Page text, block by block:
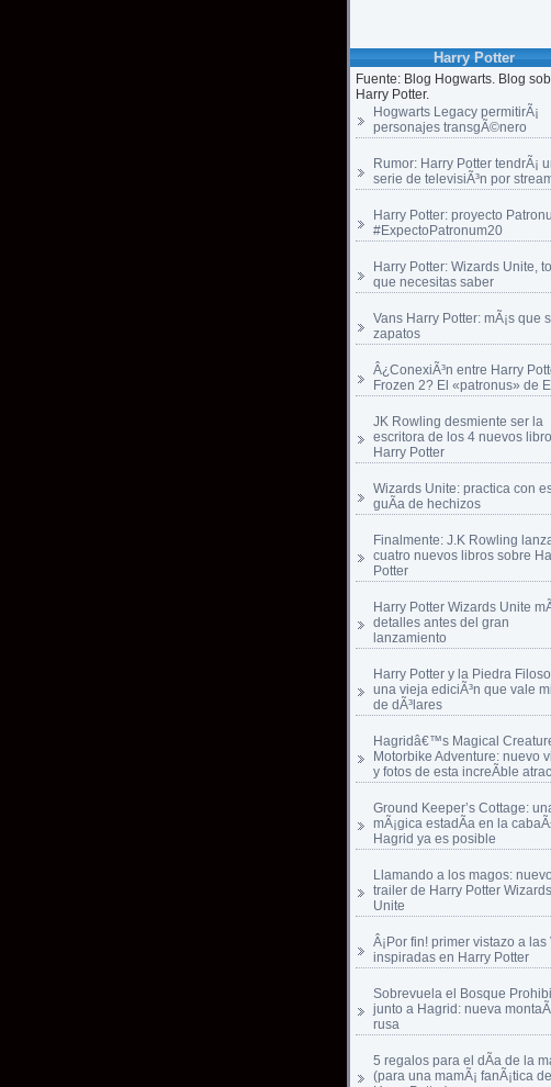
Harry Potter
Fuente: Blog Hogwarts. Blog
Harry Potter.
Hogwarts Legacy permitirÃ¡
personajes transgÃ©nero
Rumor: Harry Potter tendrÃ¡
serie de televisiÃ³n por
Harry Potter: proyecto
#ExpectoPatronum20
Harry Potter: Wizards Unite,
que necesitas saber
Vans Harry Potter: mÃ¡s que
zapatos
Â¿ConexiÃ³n entre Harry
Frozen 2? El «patronus» de
JK Rowling desmiente ser la
escritora de los 4 nuevos
Harry Potter
Wizards Unite: practica con
guÃ­a de hechizos
Finalmente: J.K Rowling
cuatro nuevos libros sobre
Potter
Harry Potter Wizards Unite
detalles antes del gran
lanzamiento
Harry Potter y la Piedra
una vieja ediciÃ³n que vale
de dÃ³lares
Hagridâ€™s Magical
Motorbike Adventure: nuevo
y fotos de esta increÃ­ble
Ground Keeper’s Cottage:
mÃ¡gica estadÃ­a en la
Hagrid ya es posible
Llamando a los magos: nuevo
trailer de Harry Potter Wizards
Unite
Â¡Por fin! primer vistazo a las
inspiradas en Harry Potter
Sobrevuela el Bosque
junto a Hagrid: nueva
rusa
5 regalos para el dÃ­a de la
(para una mamÃ¡ fanÃ¡tica de